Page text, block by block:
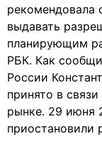
рекомендовала
выдавать
планирующим
РБК. Как
России
принято в
рынке. 29 июня
приостановили